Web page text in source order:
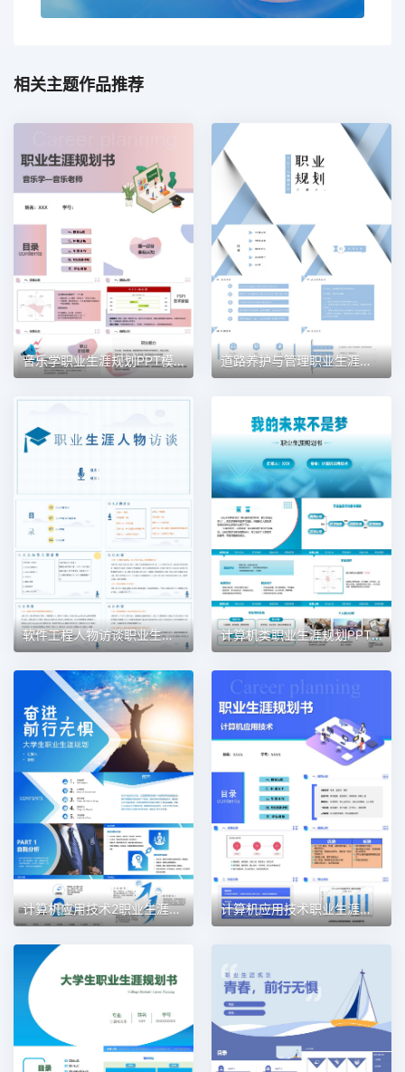
相关主题作品推荐
音乐学职业生涯规划PPT模板 道路养护与管理职业生涯规划PPT模板
软件工程人物访谈职业生涯规划PPT模板 计算机类职业生涯规划PPT模板
计算机应用技术2职业生涯规划PPT模板 计算机应用技术职业生涯规划PPT模板